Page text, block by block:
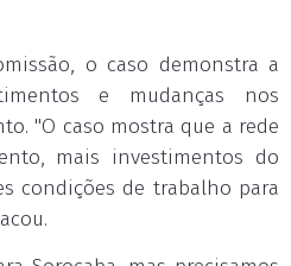
o caso demonstra a
e mudanças nos
"O caso mostra que a rede
mais investimentos do
condições de trabalho para